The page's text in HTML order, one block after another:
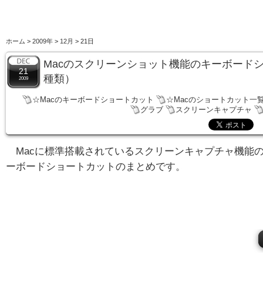
ホーム > 2009年 > 12月 > 21日
21
2009
Macのスクリーンショット機能のキーボード
種類）
☆Macのキーボードショートカット
☆Macのショートカット一
グラブ
スクリーンキャプチャ
Macに標準搭載されているスクリーンキャプチャ機能
ーボードショートカットのまとめです。